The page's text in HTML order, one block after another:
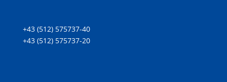
+43 (512) 575737-40
+43 (512) 575737-20